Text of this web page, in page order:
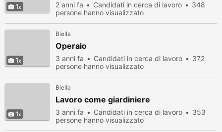
1 2 anni fa Candidati in cerca di lavoro
348
persone hanno visualizzato
1
Biella
Operaio
3 anni fa Candidati in cerca di lavoro
372
persone hanno visualizzato
1
Biella
Lavoro come giardiniere
3 anni fa Candidati in cerca di lavoro
353
persone hanno visualizzato